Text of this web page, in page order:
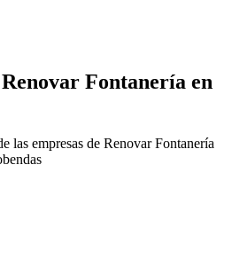
Fontanería en
las empresas de Renovar Fontanería